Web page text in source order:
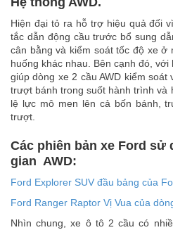
Hiện đại tỏ ra hỗ trợ hiệu quả đối
tắc dẫn động cầu trước bổ sung
cân bằng và kiểm soát tốc độ xe ở
huống khác nhau. Bên cạnh đó,
giúp dòng xe 2 cầu AWD kiểm
trượt bánh trong suốt hành trình và
lệ lực mô men lên cả bốn bánh,
trượt.
Các phiên bản xe Ford sử
gian AWD:
Ford Explorer SUV đầu bảng của
Ford Ranger Raptor Vị Vua của
Nhìn chung, xe ô tô 2 cầu có